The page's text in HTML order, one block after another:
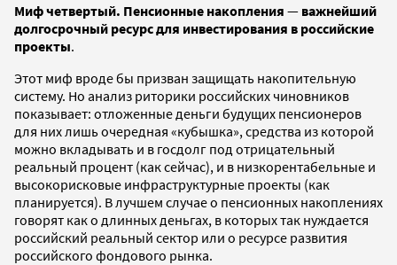
Миф четвертый. Пенсионные накопления — важнейший
долгосрочный ресурс для инвестирования в российские
проекты.
Этот миф вроде бы призван защищать накопительную
систему. Но анализ риторики российских чиновников
показывает: отложенные деньги будущих пенсионеров
для них лишь очередная «кубышка», средства из которой
можно вкладывать и в госдолг под отрицательный
реальный процент (как сейчас), и в низкорентабельные и
высокорисковые инфраструктурные проекты (как
планируется). В лучшем случае о пенсионных накоплениях
говорят как о длинных деньгах, в которых так нуждается
российский реальный сектор или о ресурсе развития
российского фондового рынка.